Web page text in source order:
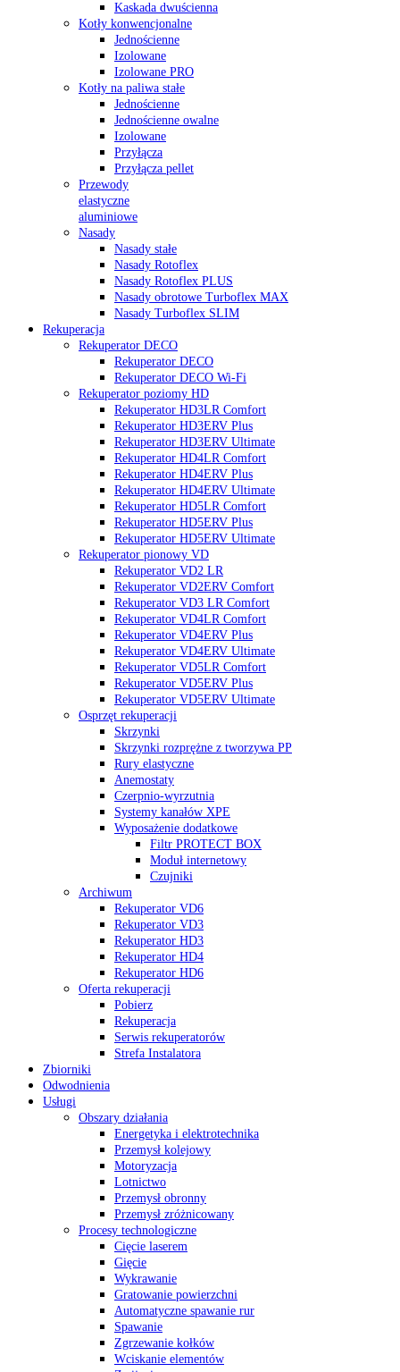
Kaskada dwuścienna
Kotły konwencjonalne
Jednościenne
Izolowane
Izolowane PRO
Kotły na paliwa stałe
Jednościenne
Jednościenne owalne
Izolowane
Przyłącza
Przyłącza pellet
Przewody
elastyczne
aluminiowe
Nasady
Nasady stałe
Nasady Rotoflex
Nasady Rotoflex PLUS
Nasady obrotowe Turboflex MAX
Nasady Turboflex SLIM
Rekuperacja
Rekuperator DECO
Rekuperator DECO
Rekuperator DECO Wi-Fi
Rekuperator poziomy HD
Rekuperator HD3LR Comfort
Rekuperator HD3ERV Plus
Rekuperator HD3ERV Ultimate
Rekuperator HD4LR Comfort
Rekuperator HD4ERV Plus
Rekuperator HD4ERV Ultimate
Rekuperator HD5LR Comfort
Rekuperator HD5ERV Plus
Rekuperator HD5ERV Ultimate
Rekuperator pionowy VD
Rekuperator VD2 LR
Rekuperator VD2ERV Comfort
Rekuperator VD3 LR Comfort
Rekuperator VD4LR Comfort
Rekuperator VD4ERV Plus
Rekuperator VD4ERV Ultimate
Rekuperator VD5LR Comfort
Rekuperator VD5ERV Plus
Rekuperator VD5ERV Ultimate
Osprzęt rekuperacji
Skrzynki
Skrzynki rozprężne z tworzywa PP
Rury elastyczne
Anemostaty
Czerpnio-wyrzutnia
Systemy kanałów XPE
Wyposażenie dodatkowe
Filtr PROTECT BOX
Moduł internetowy
Czujniki
Archiwum
Rekuperator VD6
Rekuperator VD3
Rekuperator HD3
Rekuperator HD4
Rekuperator HD6
Oferta rekuperacji
Pobierz
Rekuperacja
Serwis rekuperatorów
Strefa Instalatora
Zbiorniki
Odwodnienia
Usługi
Obszary działania
Energetyka i elektrotechnika
Przemysł kolejowy
Motoryzacja
Lotnictwo
Przemysł obronny
Przemysł zróżnicowany
Procesy technologiczne
Cięcie laserem
Gięcie
Wykrawanie
Gratowanie powierzchni
Automatyczne spawanie rur
Spawanie
Zgrzewanie kołków
Wciskanie elementów